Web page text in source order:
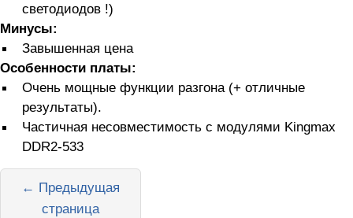
светодиодов !)
Минусы:
Завышенная цена
Особенности платы:
Очень мощные функции разгона (+ отличные
результаты).
Частичная несовместимость с модулями Kingmax
DDR2-533
← Предыдущая
страница